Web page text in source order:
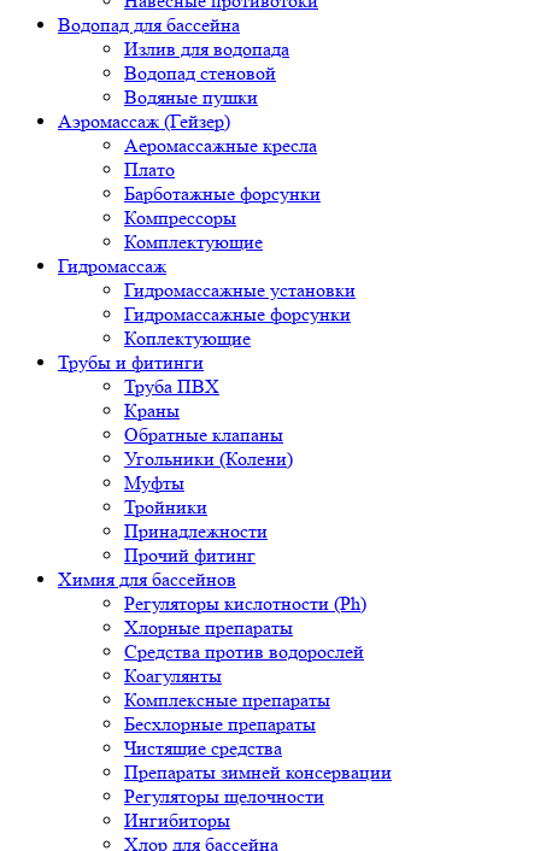
Водопад для бассейна
Излив для водопада
Водопад стеновой
Водяные пушки
Аэромассаж (Гейзер)
Аеромассажные кресла
Плато
Барботажные форсунки
Компрессоры
Комплектующие
Гидромассаж
Гидромассажные установки
Гидромассажные форсунки
Коплектующие
Трубы и фитинги
Труба ПВХ
Краны
Обратные клапаны
Угольники (Колени)
Муфты
Тройники
Принадлежности
Прочий фитинг
Химия для бассейнов
Регуляторы кислотности (Ph)
Хлорные препараты
Средства против водорослей
Коагулянты
Комплексные препараты
Бесхлорные препараты
Чистящие средства
Препараты зимней консервации
Регуляторы щелочности
Ингибиторы
Хлор для бассейна